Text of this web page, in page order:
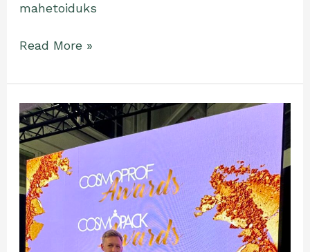
mahetoiduks
Read More »
Eduka
messi
tulemus:
Eesti
looduslike
suuhooldusvahendite
tootja
Fresmy